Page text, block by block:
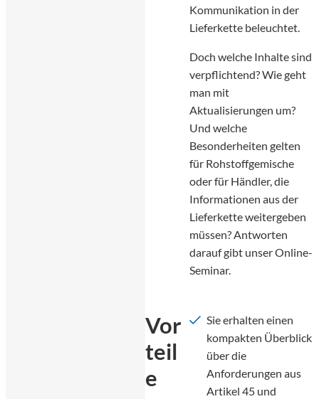
Kommunikation in der
Lieferkette beleuchtet.
Doch welche Inhalte sind
verpflichtend? Wie geht
man mit
Aktualisierungen um?
Und welche
Besonderheiten gelten
für Rohstoffgemische
oder für Händler, die
Informationen aus der
Lieferkette weitergeben
müssen? Antworten
darauf gibt unser Online-
Seminar.
Vor
teil
e
Sie erhalten einen
kompakten Überblick
über die
Anforderungen aus
Artikel 45 und